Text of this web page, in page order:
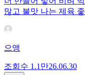
많고 불맛 나는 제육
으앵
조회수 1.1만26.06.30